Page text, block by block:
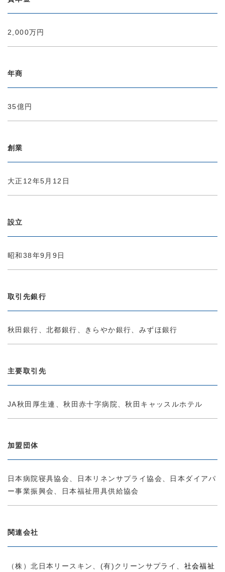
2,000万円
年商
35億円
創業
大正12年5月12日
設立
昭和38年9月9日
取引先銀行
秋田銀行、北都銀行、きらやか銀行、みずほ銀行
主要取引先
JA秋田厚生連、秋田赤十字病院、秋田キャッスルホテル
加盟団体
日本病院寝具協会、日本リネンサプライ協会、日本ダイアパ
ー事業振興会、日本福祉用具供給協会
関連会社
（株）北日本リースキン、(有)クリーンサプライ、 社会福祉